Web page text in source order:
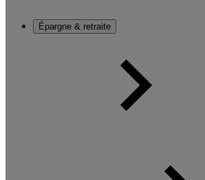
Épargne & retraite